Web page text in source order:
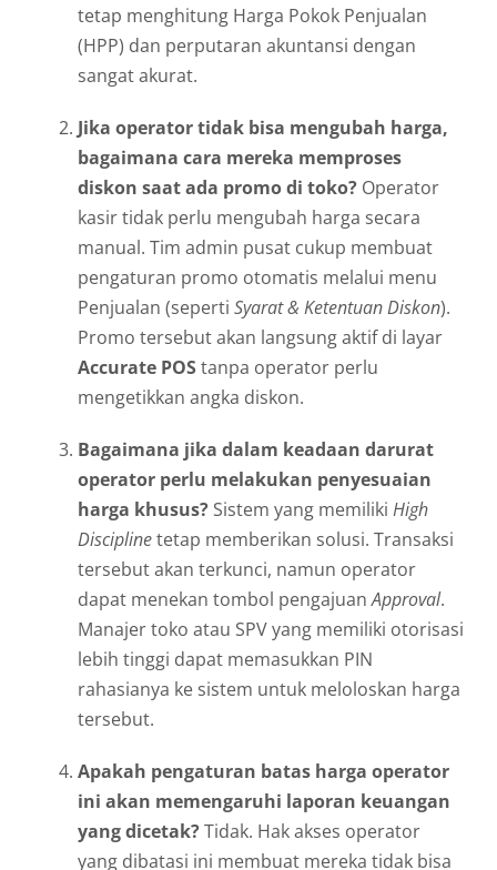
tetap menghitung Harga Pokok Penjualan
(HPP) dan perputaran akuntansi dengan
sangat akurat.
Jika operator tidak bisa mengubah harga,
bagaimana cara mereka memproses
diskon saat ada promo di toko? Operator
kasir tidak perlu mengubah harga secara
manual. Tim admin pusat cukup membuat
pengaturan promo otomatis melalui menu
Penjualan (seperti Syarat & Ketentuan Diskon).
Promo tersebut akan langsung aktif di layar
Accurate POStanpa operator perlu
mengetikkan angka diskon.
Bagaimana jika dalam keadaan darurat
operator perlu melakukan penyesuaian
harga khusus? Sistem yang memiliki High
Disciplinetetap memberikan solusi. Transaksi
tersebut akan terkunci, namun operator
dapat menekan tombol pengajuanApproval.
Manajer toko atau SPV yang memiliki otorisasi
lebih tinggi dapat memasukkan PIN
rahasianya ke sistem untuk meloloskan harga
tersebut.
Apakah pengaturan batas harga operator
ini akan memengaruhi laporan keuangan
yang dicetak?Tidak. Hak akses operator
yang dibatasi ini membuat mereka tidak bisa